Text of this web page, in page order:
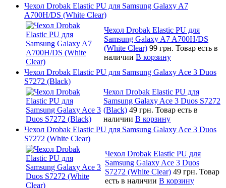
Чехол Drobak Elastic PU для Samsung Galaxy A7
A700H/DS (White Clear)
Чехол Drobak Elastic PU для
Samsung Galaxy A7 A700H/DS
(White Clear) 99 грн. Товар есть в
наличии В корзину
Чехол Drobak Elastic PU для Samsung Galaxy Ace 3 Duos
S7272 (Black)
Чехол Drobak Elastic PU для
Samsung Galaxy Ace 3 Duos S7272
(Black) 49 грн. Товар есть в
наличии В корзину
Чехол Drobak Elastic PU для Samsung Galaxy Ace 3 Duos
S7272 (White Clear)
Чехол Drobak Elastic PU для
Samsung Galaxy Ace 3 Duos
S7272 (White Clear) 49 грн. Товар
есть в наличии В корзину